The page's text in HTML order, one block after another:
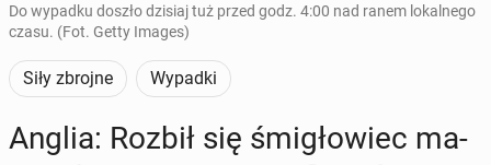
Do wypadku doszło dzisiaj tuż przed godz. 4:00 nad ranem lokalnego
czasu. (Fot. Getty Images)
Siły zbrojne Wypadki
Anglia: Rozbił się śmi­gło­wiec ma­